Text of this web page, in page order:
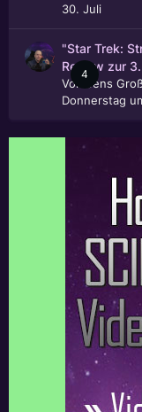
30. Juli
4
"Star Trek:
Review zur
Von
Jens
Donnerstag